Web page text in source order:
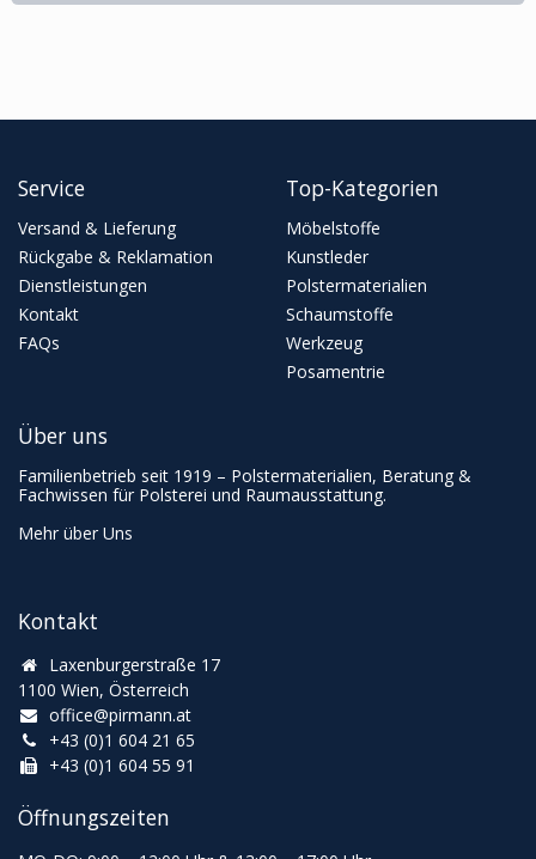
Service
Versand & Lieferung
Rückgabe & Reklamation
Dienstleistungen
Kontakt
FAQs
Top-Kategorien
Möbelstoffe
Kunstleder
Polstermaterialien
Schaumstoffe
Werkzeug
Posamentrie
Kontakt
Laxenburgerstraße 17
1100 Wien, Österreich
office@pirmann.at
+43 (0)1 604 21 65
+43 (0)1 604 55 91
Öffnungszeiten
Über uns
Familienbetrieb seit 1919 – Polstermaterialien, Beratung &
Fachwissen für Polsterei und Raumausstattung.
Mehr über Uns